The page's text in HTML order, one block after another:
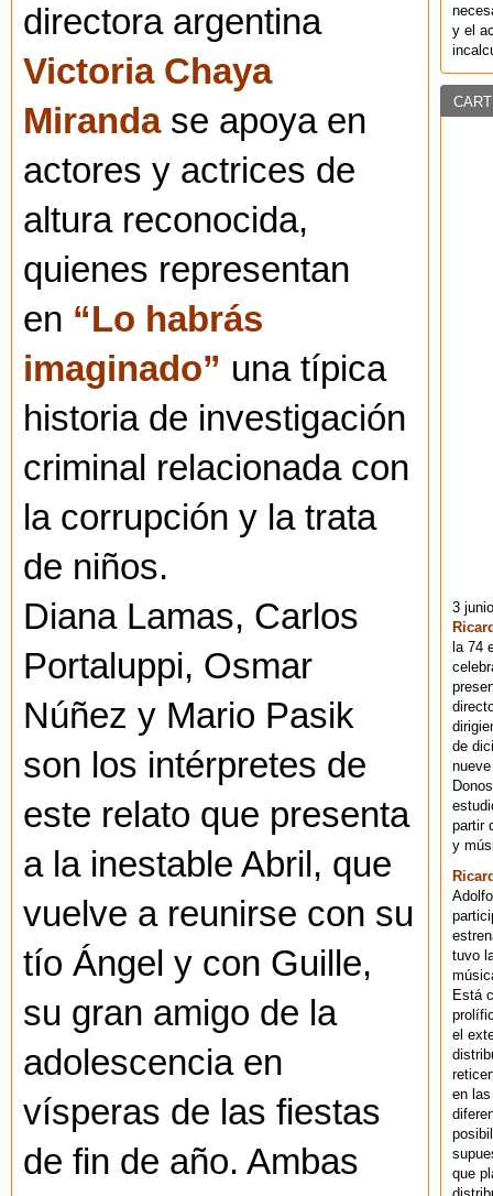
directora argentina
Victoria Chaya
Mirandase apoya en
actores y actrices de
altura reconocida,
quienes representan
en “Lo habrás
imaginado” una típica
historia de investigación
criminal relacionada con
la corrupción y la trata
de niños.
Diana Lamas, Carlos
Portaluppi, Osmar
Núñez y Mario Pasik
son los intérpretes de
este relato que presenta
a la inestable Abril, que
vuelve a reunirse con su
tío Ángel y con Guille,
su gran amigo de la
adolescencia en
vísperas de las fiestas
de fin de año. Ambas
y el
3
la 74
de
partir
y
tuvo
Está
el
en
que